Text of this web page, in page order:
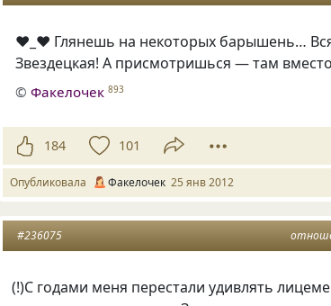
♥_♥ Глянешь на некоторых барышень… Вся
Звездецкая! А присмотришься — там вместо
©Факелочек 893
184 101
Опубликовала Факелочек 25 янв 2012
#236075
(!)С годами меня перестали удивлять